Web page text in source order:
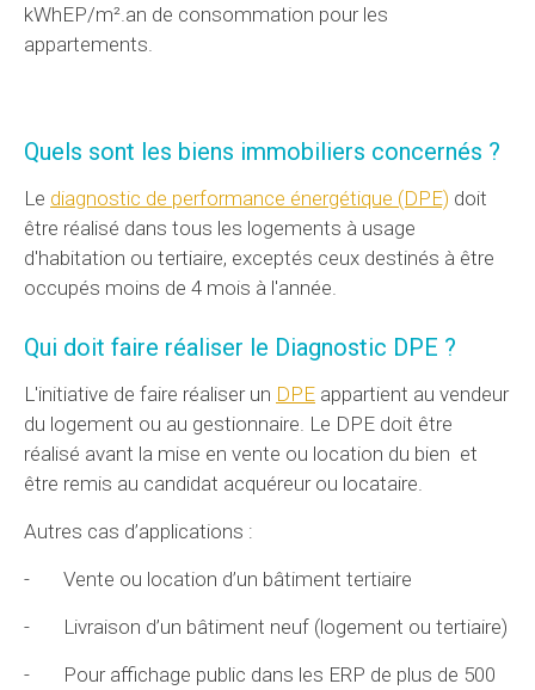
kWhEP/m².an de consommation pour les
appartements.
Quels sont les biens immobiliers concernés ?
Le diagnostic de performance énergétique (DPE) doit
être réalisé dans tous les logements à usage
d'habitation ou tertiaire, exceptés ceux destinés à être
occupés moins de 4 mois à l'année.
Qui doit faire réaliser le Diagnostic DPE ?
L'initiative de faire réaliser un DPE appartient au vendeur
du logement ou au gestionnaire. Le DPE doit être
réalisé avant la mise en vente ou location du bien et
être remis au candidat acquéreur ou locataire.
Autres cas d’applications :
- Vente ou location d’un bâtiment tertiaire
- Livraison d’un bâtiment neuf (logement ou tertiaire)
- Pour affichage public dans les ERP de plus de 500